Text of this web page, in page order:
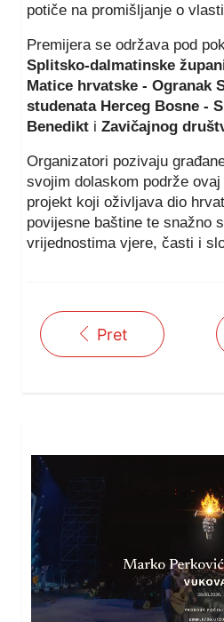
potiče na promišljanje o
Premijera se održava pod
Splitsko-dalmatinske
Matice hrvatske - Ogranak
studenata Herceg Bosne -
Benedikt i Zavičajnog
Organizatori pozivaju
svojim dolaskom podrže
projekt koji oživljava dio
povijesne baštine te snažno
vrijednostima vjere, časti i
Pret